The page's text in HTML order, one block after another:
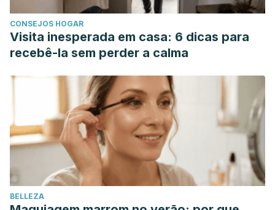
Al-Abri, S. A., & Olson, K. R. (2013). Baking soda can settle
the stomach but upset the heart: case files of the Medical
Toxicology Fellowship at the University of California, San
Journal of medical toxicology, 9
https://www.ncbi.nlm.nih.gov/pmc/articles/PMC3770998/
Brinkman, J. E., Sharma, S. (17 de julio de 2023).
Physiology, Metabolic Alkalosis
. StatPearls.
https://www.ncbi.nlm.nih.gov/books/NBK482291/
Canadian Society of Intestinal Research. (s. f.).
Baking Soda
for Heartburn
. Consultado el 10 de abril de 2024.
https://badgut.org/information-centre/a-z-digestive-
topics/baking-soda-for-heartburn/
CONSEJOS HOGAR
Visita inesperada em casa: 6 dicas para
recebê-la sem perder a calma
BELLEZA